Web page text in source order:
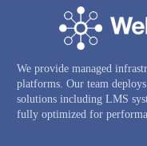
We provide managed
platforms. Our team
solutions including LMS
fully optimized for